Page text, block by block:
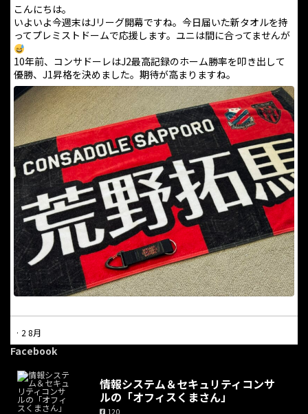
こんにちは。
いよいよ今週末はJリーグ開幕ですね。今日届いた新タオルを持
ってプレミストドームで応援します。ユニは間に合ってませんが
10年前、コンサドーレはJ2最高記録のホーム勝率を叩き出して
優勝、J1昇格を決めました。期待が高まりますね。
· 2 8月
本日は休業日となっています。
電話での問合せにつきましては受け付けておりません。問合せに
ついては問合せフォームからのみ受け付けており、返信は適宜行
っております。また、オンライン打合せの予約はホームページか
Facebook
情報システム＆セキュリティコンサ
ルの「オフィスくまさん」
120